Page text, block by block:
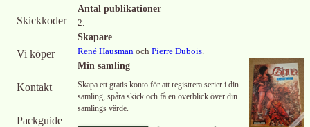
Skickkoder
Vi köper
Kontakt
Packguide
Antal publikationer
2.
Skapare
René Hausman och Pierre Dubois.
Min samling
Skapa ett gratis konto för att registrera serier i din
samling, spåra skick och få en överblick över din
samlings värde.